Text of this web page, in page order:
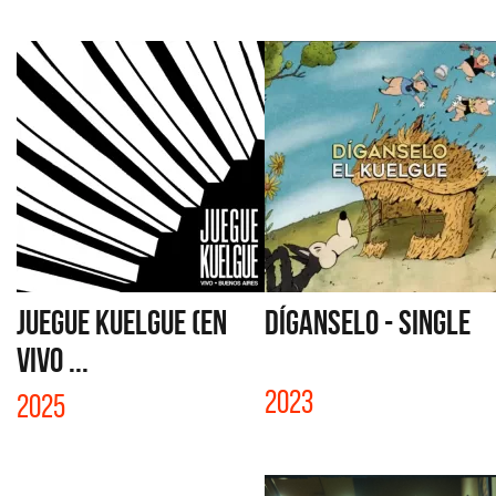
JUEGUE KUELGUE (EN
VIVO ...
2025
DÍGANSELO - SINGLE
2023